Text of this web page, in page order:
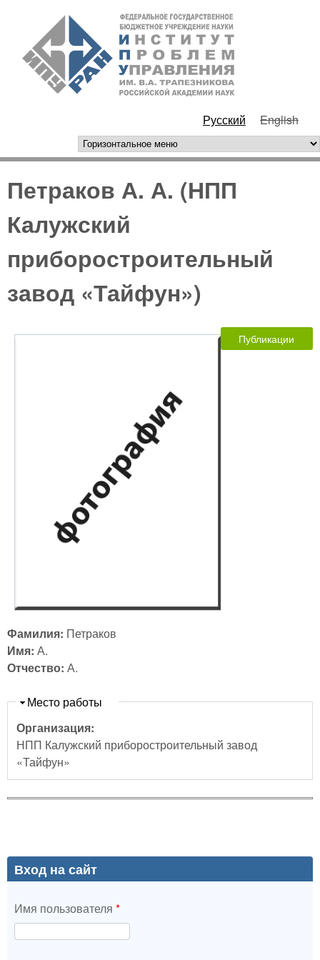
Перейти к основному
содержанию
РАН
Русский English
горизонтальное меню
Петраков А. А. (НПП
Калужский
приборостроительный
завод «Тайфун»)
Публикации
Фамилия: Петраков
Имя: А.
Отчество: А.
Скрыть
Место работы
Организация:
НПП Калужский приборостроительный завод
«Тайфун»
Вход на сайт
Имя пользователя *